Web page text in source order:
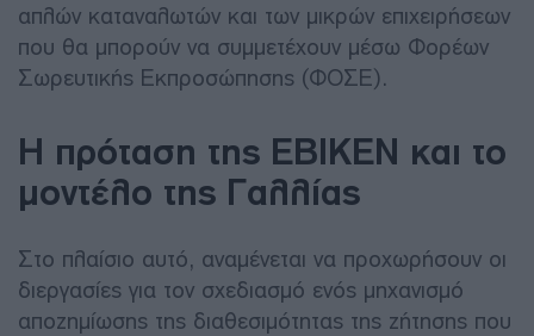
απλών καταναλωτών και των μικρών επιχειρήσεων
που θα μπορούν να συμμετέχουν μέσω Φορέων
Σωρευτικής Εκπροσώπησης (ΦΟΣΕ).
Η πρόταση της ΕΒΙΚΕΝ και το
μοντέλο της Γαλλίας
Στο πλαίσιο αυτό, αναμένεται να προχωρήσουν οι
διεργασίες για τον σχεδιασμό ενός μηχανισμό
αποζημίωσης της διαθεσιμότητας της ζήτησης που